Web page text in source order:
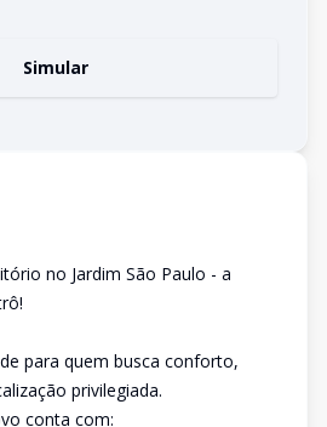
Simular
no Jardim São Paulo - a
para quem busca conforto,
privilegiada.
conta com: